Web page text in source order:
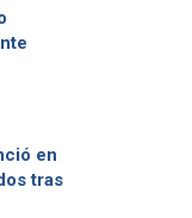
en
tras